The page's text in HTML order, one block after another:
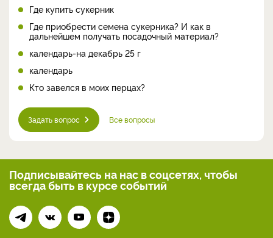
Где купить сукерник
Где приобрести семена сукерника? И как в
дальнейшем получать посадочный материал?
календарь-на декабрь 25 г
календарь
Кто завелся в моих перцах?
Задать вопрос Все вопросы
Подписывайтесь на нас в соцсетях, чтобы
всегдабыть в курсе событий